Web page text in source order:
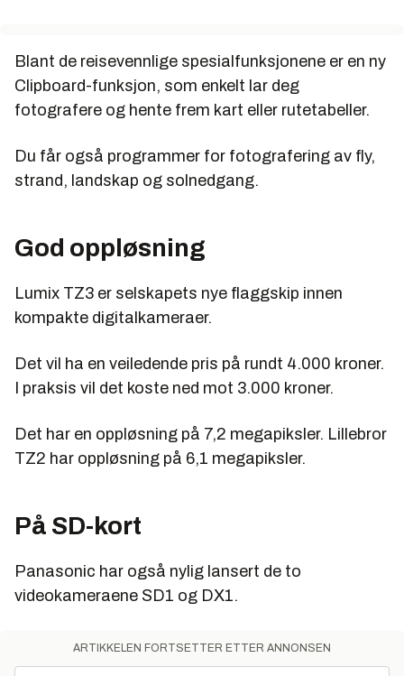
Blant de reisevennlige spesialfunksjonene er en ny
Clipboard-funksjon, som enkelt lar deg
fotografere og hente frem kart eller rutetabeller.
Du får også programmer for fotografering av fly,
strand, landskap og solnedgang.
God oppløsning
Lumix TZ3 er selskapets nye flaggskip innen
kompakte digitalkameraer.
Det vil ha en veiledende pris på rundt 4.000 kroner.
I praksis vil det koste ned mot 3.000 kroner.
Det har en oppløsning på 7,2 megapiksler. Lillebror
TZ2 har oppløsning på 6,1 megapiksler.
På SD-kort
Panasonic har også nylig lansert de to
videokameraene SD1 og DX1.
ARTIKKELEN FORTSETTER ETTER ANNONSEN